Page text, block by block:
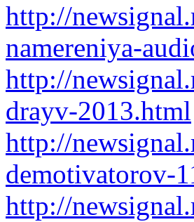
http://
namereniya-
http://
drayv-2013.html
http://
demotivatorov-
http://